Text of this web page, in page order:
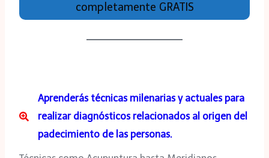
completamente GRATIS
Aprenderás técnicas milenarias y actuales para
realizar diagnósticos relacionados al origen del
padecimiento de las personas.